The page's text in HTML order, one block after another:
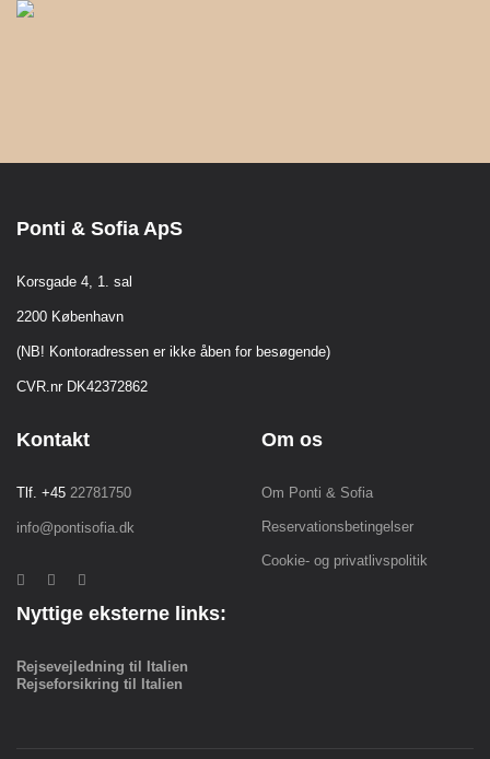
Ponti & Sofia ApS
Korsgade 4, 1. sal
2200 København
(NB! Kontoradressen er ikke åben for besøgende)
CVR.nr DK42372862
Kontakt
Tlf. +45 22781750
info@pontisofia.dk
Om os
Om Ponti & Sofia
Reservationsbetingelser
Cookie- og privatlivspolitik
Nyttige eksterne links:
Rejsevejledning til Italien
Rejseforsikring til Italien